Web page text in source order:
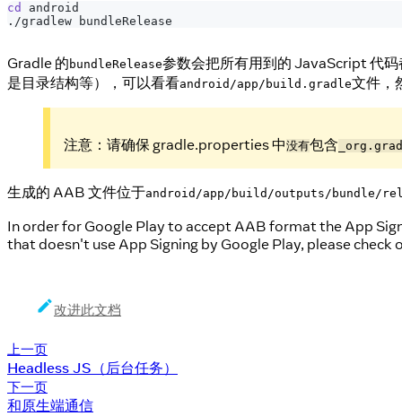
cd
android
./gradlew bundleRelease
Gradle 的 bundleRelease参数会把所有用到的 JavaScript 代
是目录结构等），可以看看android/app/build.gradle文件，
注意：请确保 gradle.properties 中没有包含
生成的 AAB 文件位于android/app/build/outputs/bundle/
In order for Google Play to accept AAB format the App
that doesn't use App Signing by Google Play, please check
改进此文档
上一页
Headless JS（后台任务）
下一页
和原生端通信